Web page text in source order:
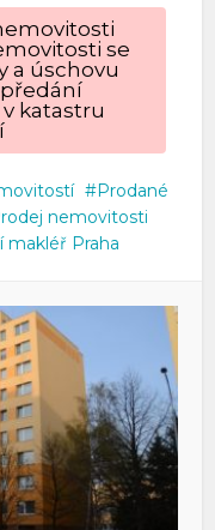
se
a úschovu
katastru
Prodané
nemovitosti
makléř Praha